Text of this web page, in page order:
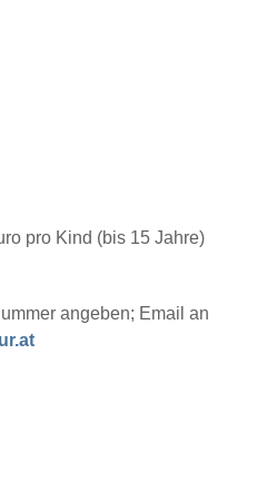
pro Kind (bis 15 Jahre)
angeben; Email an